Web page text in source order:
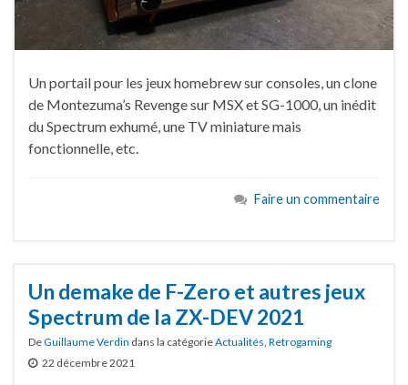
Un portail pour les jeux homebrew sur consoles, un clone
de Montezuma’s Revenge sur MSX et SG-1000, un inédit
du Spectrum exhumé, une TV miniature mais
fonctionnelle, etc.
Faire un commentaire
Un demake de F-Zero et autres jeux
Spectrum de la ZX-DEV 2021
DeGuillaume Verdin dans la catégorieActualités, Retrogaming
22 décembre 2021